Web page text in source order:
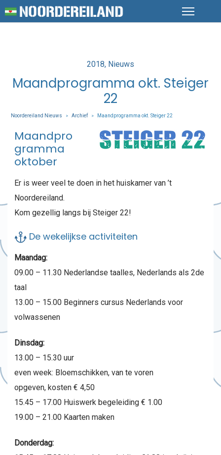
Posted
2018 Nieuws
Maandprogramma okt. Steiger
22
Noordereiland Nieuws > Archief > Maandprogramma okt. Steiger 22
Maandpro
gramma
oktober
Er is weer veel te doen in het huiskamer van ’t
Noordereiland.
Kom gezellig langs bij Steiger 22!
De wekelijkse activiteiten
Maandag:
09.00 – 11.30 Nederlandse taalles, Nederlands als 2de
taal
13.00 – 15.00 Beginners cursus Nederlands voor
volwassenen
Dinsdag:
13.00 – 15.30 uur
even week: Bloemschikken, van te voren
opgeven, kosten € 4,50
15.45 – 17.00 Huiswerk begeleiding € 1.00
19.00 – 21.00 Kaarten maken
Donderdag: